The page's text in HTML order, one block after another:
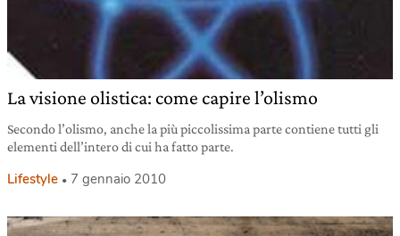
La visione olistica: come capire l’olismo
Secondo l’olismo, anche la più piccolissima parte contiene tutti gli
elementi dell’intero di cui ha fatto parte.
Lifestyle 7 gennaio 2010